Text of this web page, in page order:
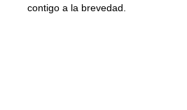
contigo a la brevedad.